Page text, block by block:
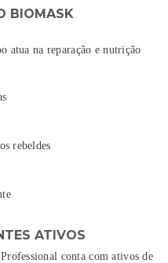
BIOMASK
atua na reparação e nutrição
rebeldes
ATIVOS
conta com ativos de